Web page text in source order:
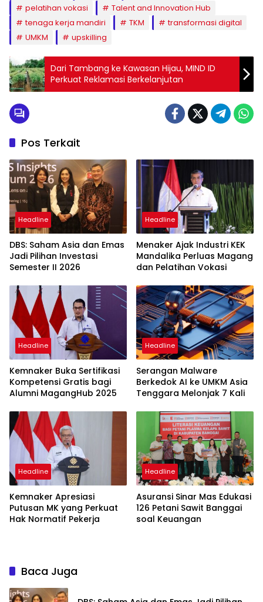
pelatihan vokasi
Talent and Innovation Hub
tenaga kerja mandiri
TKM
transformasi digital
UMKM
upskilling
Dari Tambang ke Kawasan Hijau, MIND ID
Perkuat Reklamasi Berkelanjutan
Pos Terkait
Headline
DBS: Saham Asia dan Emas
Jadi Pilihan Investasi
Semester II 2026
Headline
Menaker Ajak Industri KEK
Mandalika Perluas Magang
dan Pelatihan Vokasi
Headline
Kemnaker Buka Sertifikasi
Kompetensi Gratis bagi
Alumni MagangHub 2025
Headline
Serangan Malware
Berkedok AI ke UMKM Asia
Tenggara Melonjak 7 Kali
Headline
Kemnaker Apresiasi
Putusan MK yang Perkuat
Hak Normatif Pekerja
Headline
Asuransi Sinar Mas Edukasi
126 Petani Sawit Banggai
soal Keuangan
Baca Juga